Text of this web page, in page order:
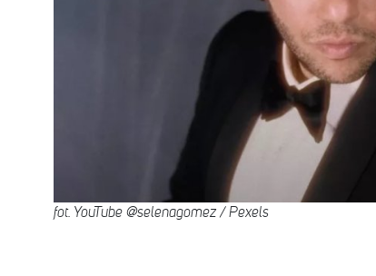
fot. YouTube @selenagomez / Pexels